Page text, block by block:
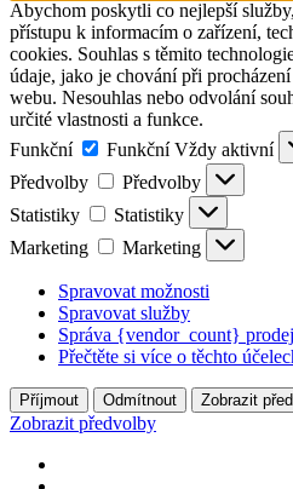
Abychom poskytli co nejlepší
přístupu k informacím o zařízení,
cookies. Souhlas s těmito
údaje, jako je chování při
webu. Nesouhlas nebo odvolání
určité vlastnosti a funkce.
Funkční
Funkční Vždy aktivní
Předvolby
Předvolby
Statistiky
Statistiky
Marketing
Marketing
Spravovat možnosti
Spravovat služby
Správa {vendor_count}
Přečtěte si více o těchto
Příjmout Odmítnout Zobrazit
Zobrazit předvolby